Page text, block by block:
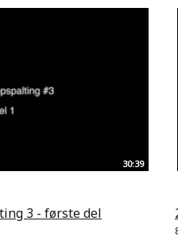
30:39
3 - første del